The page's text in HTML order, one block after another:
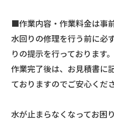
■作業内容・作業料金は事
水回りの修理を行う前に必
りの提示を行っております。
作業完了後は、お見積書に
ておりますのでご安心くだ
水が止まらなくなってお困